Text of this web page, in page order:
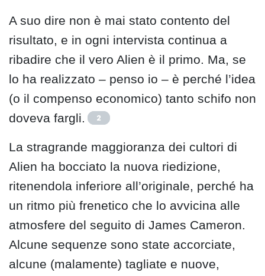
A suo dire non è mai stato contento del
risultato, e in ogni intervista continua a
ribadire che il vero Alien è il primo. Ma, se
lo ha realizzato – penso io – è perché l’idea
(o il compenso economico) tanto schifo non
doveva fargli.
2
La stragrande maggioranza dei cultori di
Alien ha bocciato la nuova riedizione,
ritenendola inferiore all’originale, perché ha
un ritmo più frenetico che lo avvicina alle
atmosfere del seguito di James Cameron.
Alcune sequenze sono state accorciate,
alcune (malamente) tagliate e nuove,